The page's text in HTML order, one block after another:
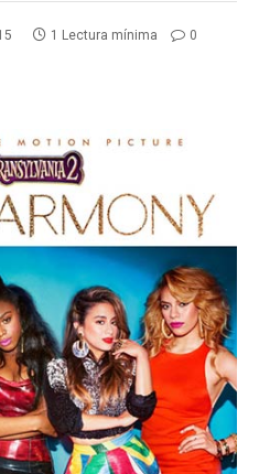
1 Lectura mínima 0